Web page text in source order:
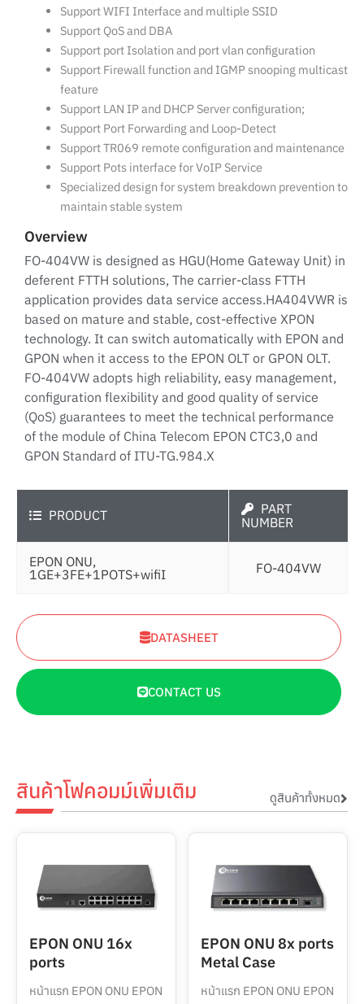
Support WIFI Interface and multiple SSID
Support QoS and DBA
Support port Isolation and port vlan configuration
Support Firewall function and IGMP snooping multicast
feature
Support LAN IP and DHCP Server configuration;
Support Port Forwarding and Loop-Detect
Support TR069 remote configuration and maintenance
Support Pots interface for VoIP Service
Specialized design for system breakdown prevention to
maintain stable system
Overview
FO-404VW is designed as HGU(Home Gateway Unit) in
deferent FTTH solutions, The carrier-class FTTH
application provides data service access.HA404VWR is
based on mature and stable, cost-effective XPON
technology. It can switch automatically with EPON and
GPON when it access to the EPON OLT or GPON OLT.
FO-404VW adopts high reliability, easy management,
configuration flexibility and good quality of service
(QoS) guarantees to meet the technical performance
of the module of China Telecom EPON CTC3,0 and
GPON Standard of ITU-TG.984.X
PRODUCT
PART
NUMBER
EPON ONU,
1GE+3FE+1POTS+wifiI
FO-404VW
DATASHEET
CONTACT US
สินค้าโฟคอมม์เพิ่มเติม ดูสินค้าทั้งหมด
EPON ONU 16x
ports
หน้าแรก EPON ONU EPON
EPON ONU 8x ports
Metal Case
หน้าแรก EPON ONU EPON